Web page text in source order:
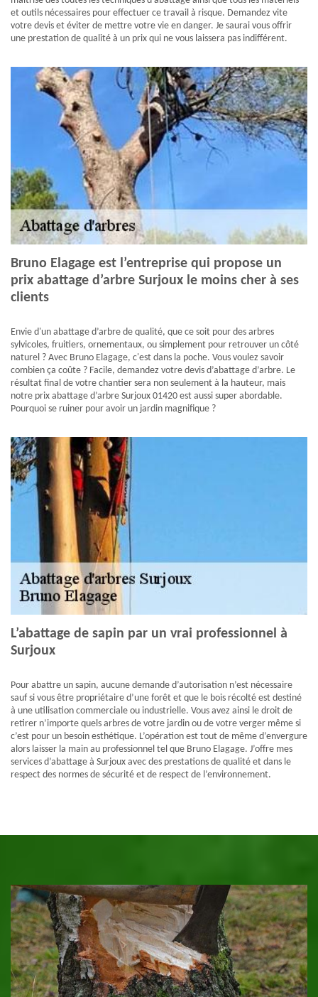
et outils nécessaires pour effectuer ce travail à risque. Demandez vite
votre devis et éviter de mettre votre vie en danger. Je saurai vous offrir
une prestation de qualité à un prix qui ne vous laissera pas indifférent.
Bruno Elagage est l’entreprise qui propose un
prix abattage d’arbre Surjoux le moins cher à ses
clients
Envie d'un abattage d’arbre de qualité, que ce soit pour des arbres
sylvicoles, fruitiers, ornementaux, ou simplement pour retrouver un côté
naturel ? Avec Bruno Elagage, c'est dans la poche. Vous voulez savoir
combien ça coûte ? Facile, demandez votre devis d’abattage d’arbre. Le
résultat final de votre chantier sera non seulement à la hauteur, mais
notre prix abattage d’arbre Surjoux 01420 est aussi super abordable.
Pourquoi se ruiner pour avoir un jardin magnifique ?
L’abattage de sapin par un vrai professionnel à
Surjoux
Pour abattre un sapin, aucune demande d’autorisation n’est nécessaire
sauf si vous être propriétaire d’une forêt et que le bois récolté est destiné
à une utilisation commerciale ou industrielle. Vous avez ainsi le droit de
retirer n’importe quels arbres de votre jardin ou de votre verger même si
c’est pour un besoin esthétique. L’opération est tout de même d’envergure
alors laisser la main au professionnel tel que Bruno Elagage. J’offre mes
services d’abattage à Surjoux avec des prestations de qualité et dans le
respect des normes de sécurité et de respect de l’environnement.